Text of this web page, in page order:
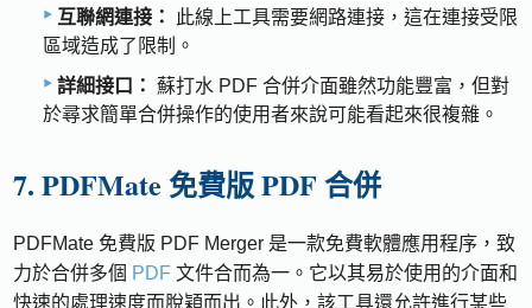
互聯網連接：
此線上工具需要網路連接，這在連接受限
區域造成了限制。
詳細接口： 蘇打水 PDF 合併介面雖然功能豐富，但對
於尋求簡單合併操作的使用者來說可能看起來很複雜。
7. PDFMate 免費版 PDF 合併
PDFMate 免費版 PDF Merger 是一款免費軟體應用程序，致
力於合併多個 PDF 文件合而為一。它以其易於使用的介面和
快速的處理速度而脫穎而出。此外，該工具還允許進行某些